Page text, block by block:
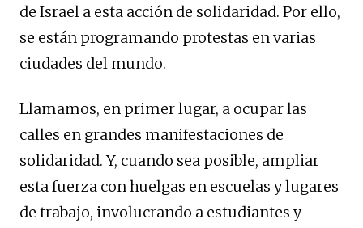
de Israel a esta acción de solidaridad. Por ello,
se están programando protestas en varias
ciudades del mundo.
Llamamos, en primer lugar, a ocupar las
calles en grandes manifestaciones de
solidaridad. Y, cuando sea posible, ampliar
esta fuerza con huelgas en escuelas y lugares
de trabajo, involucrando a estudiantes y